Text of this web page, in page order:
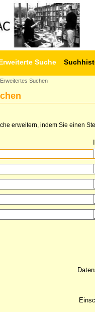
Suche
Erweitertes Suchen
erweitern, indem Sie einen